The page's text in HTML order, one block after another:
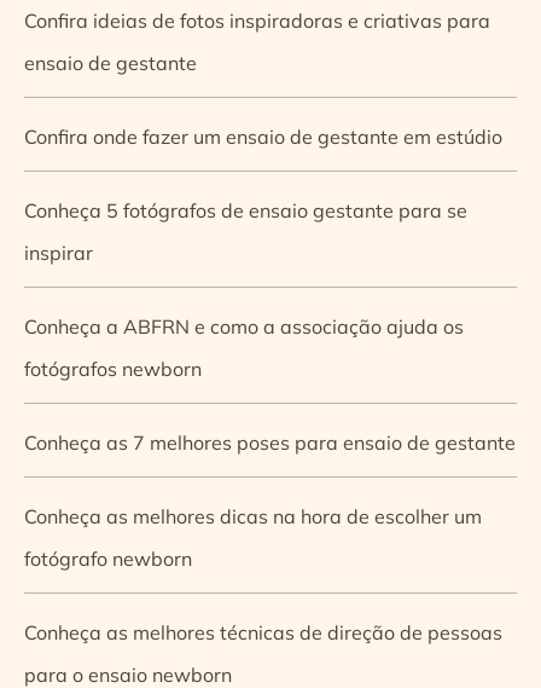
Confira ideias de fotos inspiradoras e criativas para
ensaio de gestante
Confira onde fazer um ensaio de gestante em estúdio
Conheça 5 fotógrafos de ensaio gestante para se
inspirar
Conheça a ABFRN e como a associação ajuda os
fotógrafos newborn
Conheça as 7 melhores poses para ensaio de gestante
Conheça as melhores dicas na hora de escolher um
fotógrafo newborn
Conheça as melhores técnicas de direção de pessoas
para o ensaio newborn